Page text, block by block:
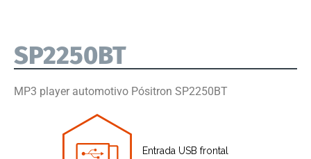
SP2250BT
MP3 player automotivo Pósitron SP2250BT
Entrada USB frontal